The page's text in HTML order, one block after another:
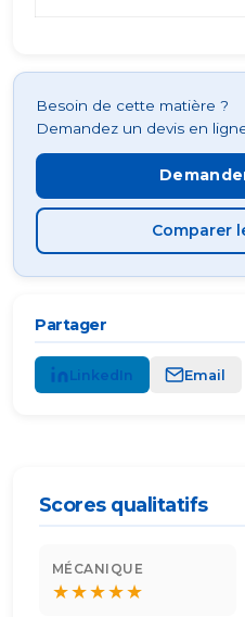
Scores qualitatifs
MÉCANIQUE
★★★★★
Besoin de cette matière ?
Demandez un devis en
Comparer
Partager
LinkedIn Email